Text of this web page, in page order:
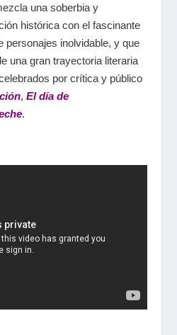
una soberbia y
histórica con el fascinante
personajes inolvidable, y que
una gran trayectoria literaria
por crítica y público
, El día de
.